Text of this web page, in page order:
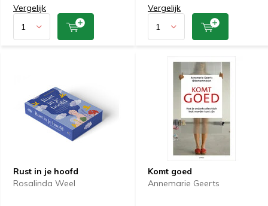
Vergelijk Vergelijk
Rust in je hoofd
Rosalinda Weel
Komt goed
Annemarie Geerts